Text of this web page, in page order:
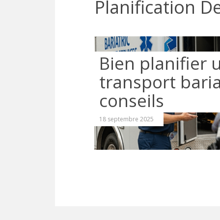
Planification
Bien planifier
transport
conseils
18 septembre 2025